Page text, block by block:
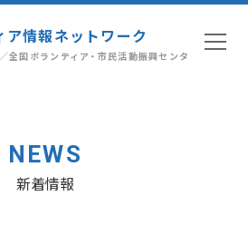
ア情報ネットワーク
全国ボランティア・市民活動振興センタ
NEWS
新着情報